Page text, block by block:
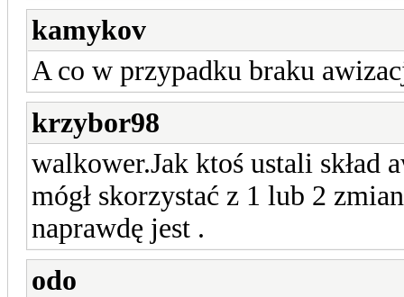
kamykov
A co w przypadku braku
krzybor98
walkower.Jak ktoś ustali skład
mógł skorzystać z 1 lub 2
naprawdę jest .
odo